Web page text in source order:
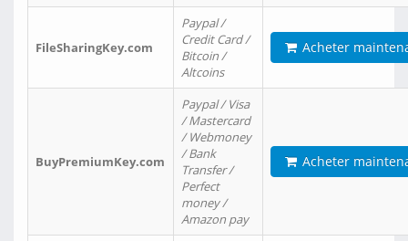
FileSharingKey.com
Paypal /
Credit Card /
Bitcoin /
Altcoins
Acheter
BuyPremiumKey.com
Paypal / Visa
/ Mastercard
/ Webmoney
/ Bank
Transfer /
Perfect
money /
Amazon pay
Acheter